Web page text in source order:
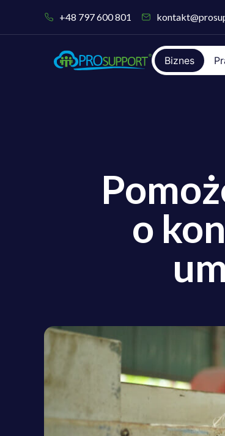
+48 797 600 801
Biznes
o